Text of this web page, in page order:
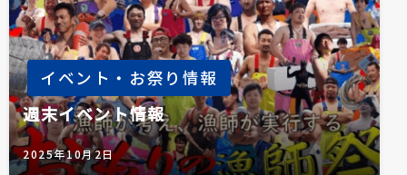
イベント・お祭り情報
週末イベント情報
2025年10月2日